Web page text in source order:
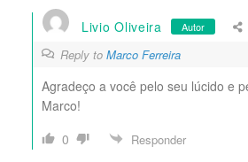
Livio Oliveira Autor
Reply to Marco Ferreira
Agradeço a você pelo seu lúcido e
Marco!
0
Responder